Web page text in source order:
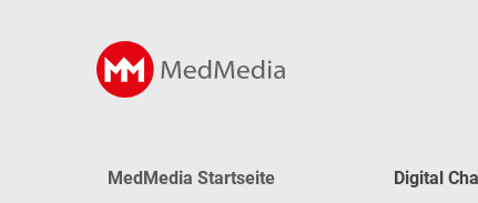
MedMedia Startseite
Digital